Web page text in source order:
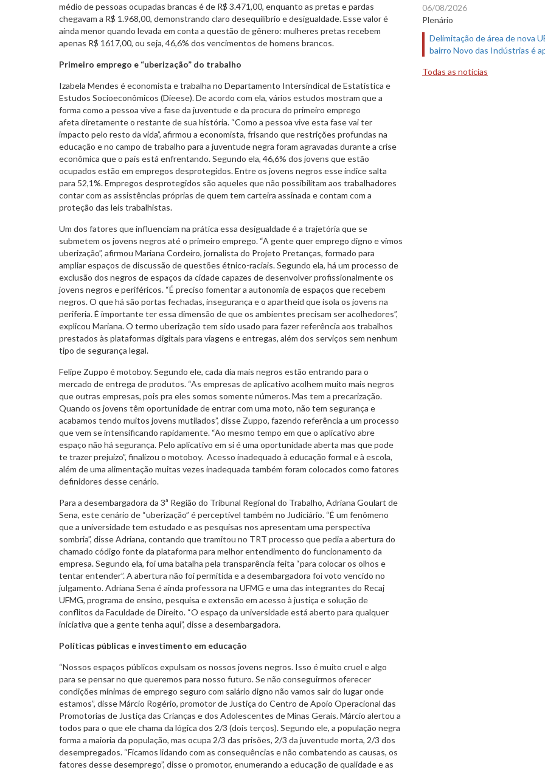
médio de pessoas ocupadas brancas é de R$ 3.471,00, enquanto as pretas e pardas
chegavam a R$ 1.968,00, demonstrando claro desequilíbrio e desigualdade. Esse valor é
ainda menor quando levada em conta a questão de gênero: mulheres pretas recebem
apenas R$ 1617,00, ou seja, 46,6% dos vencimentos de homens brancos.
Primeiro emprego e “uberização” do trabalho
Izabela Mendes é economista e trabalha no Departamento Intersindical de Estatística e
Estudos Socioeconômicos (Dieese). De acordo com ela, vários estudos mostram que a
forma como a pessoa vive a fase da juventude e da procura do primeiro emprego
afeta diretamente o restante de sua história. “Como a pessoa vive esta fase vai ter
impacto pelo resto da vida”, afirmou a economista, frisando que restrições profundas na
educação e no campo de trabalho para a juventude negra foram agravadas durante a crise
econômica que o país está enfrentando. Segundo ela, 46,6% dos jovens que estão
ocupados estão em empregos desprotegidos. Entre os jovens negros esse índice salta
para 52,1%. Empregos desprotegidos são aqueles que não possibilitam aos trabalhadores
contar com as assistências próprias de quem tem carteira assinada e contam com a
proteção das leis trabalhistas.
Um dos fatores que influenciam na prática essa desigualdade é a trajetória que se
submetem os jovens negros até o primeiro emprego. “A gente quer emprego digno e vimos
uberização”, afirmou Mariana Cordeiro, jornalista do Projeto Pretanças, formado para
ampliar espaços de discussão de questões étnico-raciais. Segundo ela, há um processo de
exclusão dos negros de espaços da cidade capazes de desenvolver profissionalmente os
jovens negros e periféricos. “É preciso fomentar a autonomia de espaços que recebem
negros. O que há são portas fechadas, insegurança e o apartheid que isola os jovens na
periferia. É importante ter essa dimensão de que os ambientes precisam ser acolhedores”,
explicou Mariana. O termo uberização tem sido usado para fazer referência aos trabalhos
prestados às plataformas digitais para viagens e entregas, além dos serviços sem nenhum
tipo de segurança legal.
Felipe Zuppo é motoboy. Segundo ele, cada dia mais negros estão entrando para o
mercado de entrega de produtos. “As empresas de aplicativo acolhem muito mais negros
que outras empresas, pois pra eles somos somente números. Mas tem a precarização.
Quando os jovens têm oportunidade de entrar com uma moto, não tem segurança e
acabamos tendo muitos jovens mutilados”, disse Zuppo, fazendo referência a um processo
que vem se intensificando rapidamente. “Ao mesmo tempo em que o aplicativo abre
espaço não há segurança. Pelo aplicativo em si é uma oportunidade aberta mas que pode
te trazer prejuízo”, finalizou o motoboy. Acesso inadequado à educação formal e à escola,
além de uma alimentação muitas vezes inadequada também foram colocados como fatores
definidores desse cenário.
Para a desembargadora da 3ª Região do Tribunal Regional do Trabalho, Adriana Goulart de
Sena, este cenário de “uberização” é perceptível também no Judiciário. “É um fenômeno
que a universidade tem estudado e as pesquisas nos apresentam uma perspectiva
sombria”, disse Adriana, contando que tramitou no TRT processo que pedia a abertura do
chamado código fonte da plataforma para melhor entendimento do funcionamento da
empresa. Segundo ela, foi uma batalha pela transparência feita “para colocar os olhos e
tentar entender”. A abertura não foi permitida e a desembargadora foi voto vencido no
julgamento. Adriana Sena é ainda professora na UFMG e uma das integrantes do Recaj
UFMG, programa de ensino, pesquisa e extensão em acesso à justiça e solução de
conflitos da Faculdade de Direito. “O espaço da universidade está aberto para qualquer
iniciativa que a gente tenha aqui”, disse a desembargadora.
Políticas públicas e investimento em educação
“Nossos espaços públicos expulsam os nossos jovens negros. Isso é muito cruel e algo
para se pensar no que queremos para nosso futuro. Se não conseguirmos oferecer
condições mínimas de emprego seguro com salário digno não vamos sair do lugar onde
estamos”, disse Márcio Rogério, promotor de Justiça do Centro de Apoio Operacional das
Promotorias de Justiça das Crianças e dos Adolescentes de Minas Gerais. Márcio alertou a
todos para o que ele chama da lógica dos 2/3 (dois terços). Segundo ele, a população negra
forma a maioria da população, mas ocupa 2/3 das prisões, 2/3 da juventude morta, 2/3 dos
desempregados. “Ficamos lidando com as consequências e não combatendo as causas, os
fatores desse desemprego”, disse o promotor, enumerando a educação de qualidade e as
06/08/2026
Plenário
Delimitação de área de nova
bairro Novo das Indústrias é
Todas as notícias